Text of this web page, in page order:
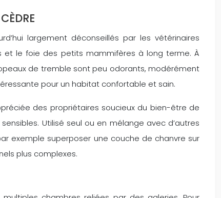
largement déconseillés par les vétérinaires
et le foie des petits mammifères à long terme. À
de tremble sont peu odorants, modérément
pour un habitat confortable et sain.
des propriétaires soucieux du bien-être de
Utilisé seul ou en mélange avec d’autres
exemple superposer une couche de chanvre sur
plus complexes.